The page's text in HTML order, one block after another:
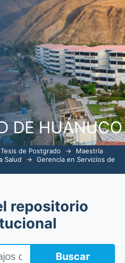
DE HUÁNUCO
clima
del Hospital II-2
Tesis de Postgrado →
Maestría
Salud →
Gerencia en Servicios de
repositorio
Buscar